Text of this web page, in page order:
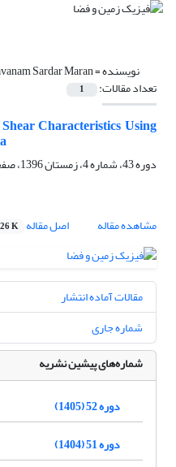
نویسنده =Sardar Maran
تعداد مقالات: 1
Characteristics Using
دوره 43، شماره 4، زمستان 1396، صفحه
مشاهده مقاله
اصل مقاله K
مقالات آماده انتشار
شماره جاری
شماره‌های پیشین نشریه
دوره 52 (1405)
دوره 51 (1404)